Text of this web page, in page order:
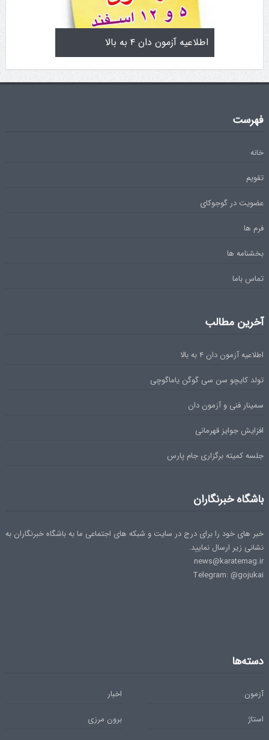
تولد کایچو سن سی گوگن یاماگوچی
فهرست
خانه
تقویم
عضویت در گوجوکای
فرم ها
بخشنامه ها
تماس باما
آخرین مطالب
اطلاعیه آزمون دان ۴ به بالا
تولد کایچو سن سی گوگن یاماگوچی
سمینار فنی و آزمون دان
افزایش جوایز قهرمانی
جلسه کمیته برگزاری جام پارس
باشگاه خبرنگاران
خبر های خود را برای درج در سایت و شبکه های اجتماعی ما به باشگاه خبرنگاران به
نشانی زیر ارسال نمایید.
news@karatemag.ir
Telegram: @gojukai
دسته‌ها
آزمون
اخبار
استاژ
برون مرزی